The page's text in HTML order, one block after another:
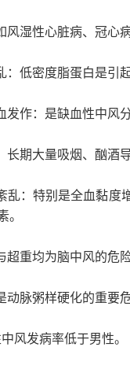
风湿性心脏病、冠心
：低密度脂蛋白是引
发作：是缺血性中风
长期大量吸烟、酗酒
乱：特别是全血黏度
重均为脑中风的危险
动脉粥样硬化的重要
风发病率低于男性。